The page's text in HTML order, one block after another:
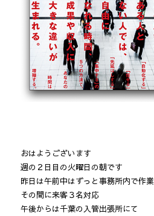
おはようございます
週の２日目の火曜日の朝です
昨日は午前中はずっと事務所内で作業
その間に来客３名対応
午後からは千葉の入管出張所にて